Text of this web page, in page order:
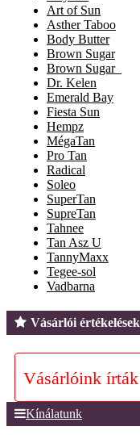
Art of Sun
Asther Taboo
Body Butter
Brown Sugar
Brown Sugar_
Dr. Kelen
Emerald Bay
Fiesta Sun
Hempz
MégaTan
Pro Tan
Radical
Soleo
SuperTan
SupreTan
Tahnee
Tan Asz U
TannyMaxx
Tegee-sol
Vadbarna
Vásárlói értékelések
Vásárlóink
Kínálatunk